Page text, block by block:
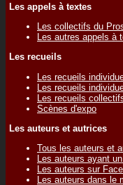
Les appels à textes
Les collectifs du
Les autres appels à
Les recueils
Les recueils
Les recueils
Les recueils
Scènes d'expo
Les auteurs et autrices
Tous les auteurs et
Les auteurs ayant
Les auteurs sur
Les auteurs dans le